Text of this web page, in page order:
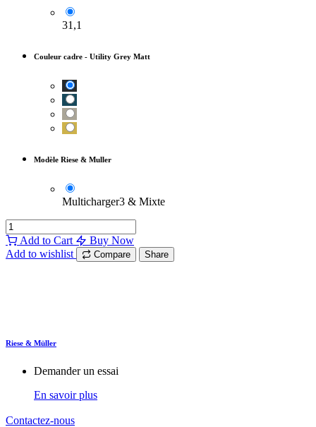
31,1
Couleur cadre - Utility Grey Matt
Modèle Riese & Muller
Multicharger3 & Mixte
Add to Cart
Buy Now
Add to wishlist
Compare Share
Riese & Müller
Demander un essai
En savoir plus
Contactez-nous